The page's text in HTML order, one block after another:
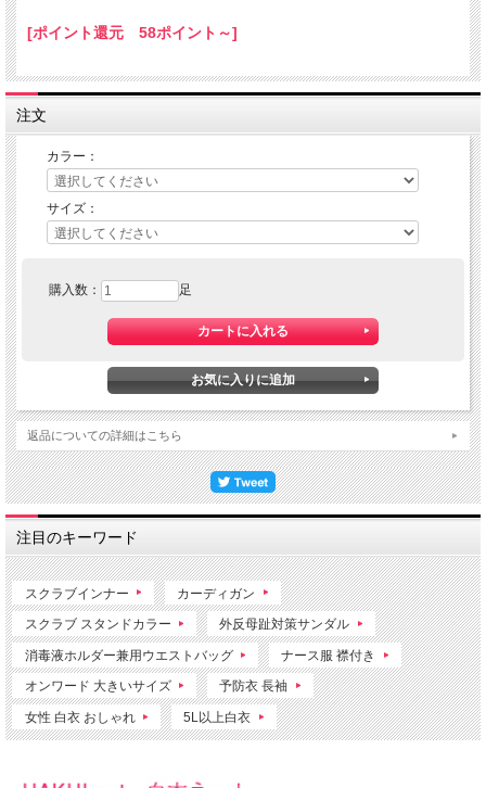
[ポイント還元 58ポイント～]
注文
カラー：
サイズ：
購入数： 足
返品についての詳細はこちら
注目のキーワード
スクラブインナー カーディガン
スクラブ スタンドカラー 外反母趾対策サンダル
消毒液ホルダー兼用ウエストバッグ ナース服 襟付き
オンワード 大きいサイズ 予防衣 長袖
女性 白衣 おしゃれ 5L以上白衣